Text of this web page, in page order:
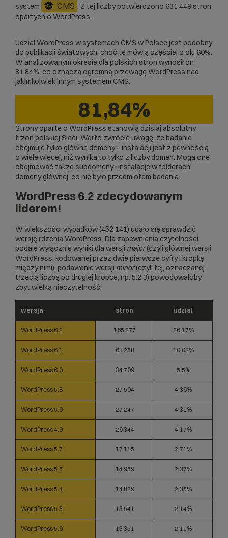
system
CMS . Z tej liczby potwierdzono 631 449 stron
opartych o WordPress.
Udział WordPress w systemach CMS w Polsce jest podobny
do publikacji światowych, choć te mówią częściej o ok. 60%.
W analizowanym okresie dla polskich stron wynosił on
81,84%, co oznacza ogromną przewagę WordPress nad
jakimkolwiek innym systemem CMS.
81,84%
Strony oparte o WordPress stanowią dzisiaj absolutny
trzon polskiej Sieci. Warto zwrócić uwagę, że badanie
obejmuje tylko główne domeny – instalacji jest z pewnością
o wiele więcej, niż wynika to tylko z liczby domen. Mogą one
obejmować także subdomeny i instalacje w folderach
domeny głównej, co nie było przedmiotem badania.
WordPress 6.2 zdecydowanym
liderem!
W większości wypadków (452 141) udało się sprawdzić
wersję rdzenia WordPress. Dla zapewnienia czytelności
podaję wyłącznie wyniki dla wersji major(czyli głównej wersji
WordPress, kodowanej przez dwie pierwsze cyfry i kropkę
między nimi), podawanie wersji minor(czyli tej, oznaczanej
trzecią liczbą po drugiej kropce, np. 5.2.3) powodowałoby
zbyt wielką nieczytelność.
wersja stron udział
WordPress 6.2 165 277 26.17%
WordPress 6.1 63 258 10.02%
WordPress 6.0 34 709 5.5%
WordPress 5.8 27 504 4.36%
WordPress 5.9 27 247 4.31%
WordPress 4.9 26 344 4.17%
WordPress 5.7 17 115 2.71%
WordPress 5.5 14 959 2.37%
WordPress 5.4 14 829 2.35%
WordPress 5.3 13 541 2.14%
WordPress 5.6 13 351 2.11%